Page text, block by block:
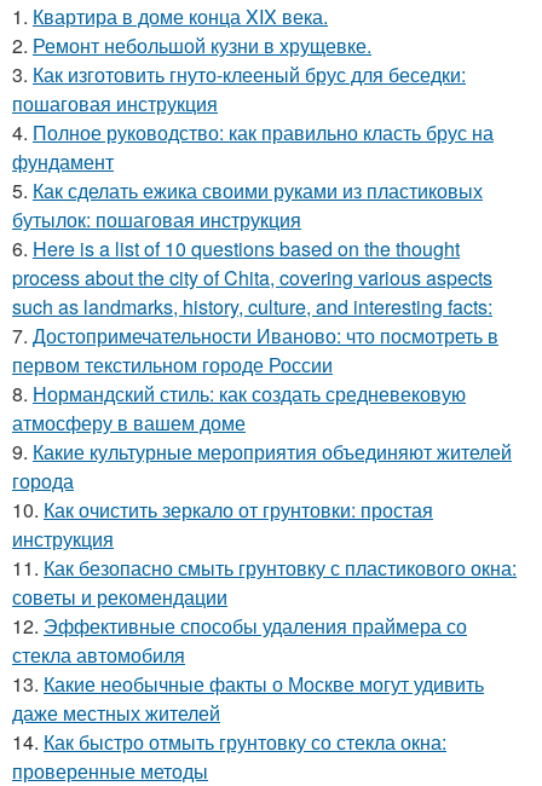
1. Квартира в доме конца XIX века.
2. Ремонт небольшой кузни в хрущевке.
3. Как изготовить гнуто-клееный брус для беседки:
пошаговая инструкция
4. Полное руководство: как правильно класть брус на
фундамент
5. Как сделать ежика своими руками из пластиковых
бутылок: пошаговая инструкция
6. Here is a list of 10 questions based on the thought
process about the city of Chita, covering various aspects
such as landmarks, history, culture, and interesting facts:
7. Достопримечательности Иваново: что посмотреть в
первом текстильном городе России
8. Нормандский стиль: как создать средневековую
атмосферу в вашем доме
9. Какие культурные мероприятия объединяют жителей
города
10. Как очистить зеркало от грунтовки: простая
инструкция
11. Как безопасно смыть грунтовку с пластикового окна:
советы и рекомендации
12. Эффективные способы удаления праймера со
стекла автомобиля
13. Какие необычные факты о Москве могут удивить
даже местных жителей
14. Как быстро отмыть грунтовку со стекла окна:
проверенные методы